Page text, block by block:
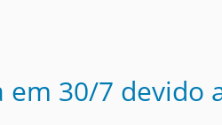
em 30/7 devido